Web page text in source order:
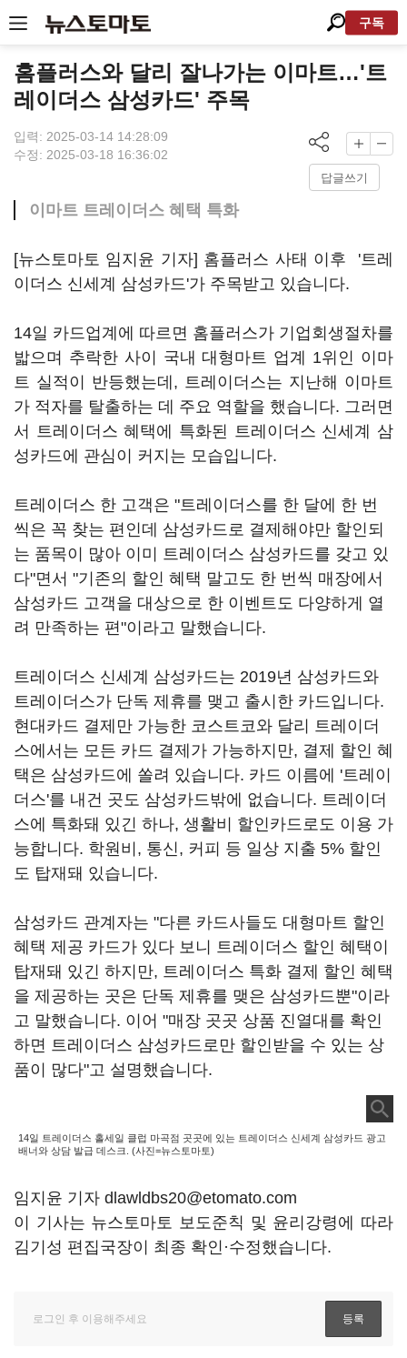
구독
홈플러스와 달리 잘나가는 이마트…'트
레이더스 삼성카드' 주목
입력: 2025-03-14 14:28:09
수정: 2025-03-18 16:36:02
답글쓰기
이마트 트레이더스 혜택 특화
[뉴스토마토 임지윤 기자] 홈플러스 사태 이후 '트레
이더스 신세계 삼성카드'가 주목받고 있습니다.
14일 카드업계에 따르면 홈플러스가 기업회생절차를
밟으며 추락한 사이 국내 대형마트 업계 1위인 이마
트 실적이 반등했는데, 트레이더스는 지난해 이마트
가 적자를 탈출하는 데 주요 역할을 했습니다. 그러면
서 트레이더스 혜택에 특화된 트레이더스 신세계 삼
성카드에 관심이 커지는 모습입니다.
트레이더스 한 고객은 "트레이더스를 한 달에 한 번
씩은 꼭 찾는 편인데 삼성카드로 결제해야만 할인되
는 품목이 많아 이미 트레이더스 삼성카드를 갖고 있
다"면서 "기존의 할인 혜택 말고도 한 번씩 매장에서
삼성카드 고객을 대상으로 한 이벤트도 다양하게 열
려 만족하는 편"이라고 말했습니다.
트레이더스 신세계 삼성카드는 2019년 삼성카드와
트레이더스가 단독 제휴를 맺고 출시한 카드입니다.
현대카드 결제만 가능한 코스트코와 달리 트레이더
스에서는 모든 카드 결제가 가능하지만, 결제 할인 혜
택은 삼성카드에 쏠려 있습니다. 카드 이름에 '트레이
더스'를 내건 곳도 삼성카드밖에 없습니다. 트레이더
스에 특화돼 있긴 하나, 생활비 할인카드로도 이용 가
능합니다. 학원비, 통신, 커피 등 일상 지출 5% 할인
도 탑재돼 있습니다.
삼성카드 관계자는 "다른 카드사들도 대형마트 할인
혜택 제공 카드가 있다 보니 트레이더스 할인 혜택이
탑재돼 있긴 하지만, 트레이더스 특화 결제 할인 혜택
을 제공하는 곳은 단독 제휴를 맺은 삼성카드뿐"이라
고 말했습니다. 이어 "매장 곳곳 상품 진열대를 확인
하면 트레이더스 삼성카드로만 할인받을 수 있는 상
품이 많다"고 설명했습니다.
14일 트레이더스 홀세일 클럽 마곡점 곳곳에 있는 트레이더스 신세계 삼성카드 광고
배너와 상담 발급 데스크. (사진=뉴스토마토)
임지윤 기자 dlawldbs20@etomato.com
이 기사는 뉴스토마토 보도준칙 및 윤리강령에 따라
김기성 편집국장이 최종 확인·수정했습니다.